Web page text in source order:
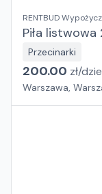
RENTBUD
Elektronarzędzi
Piła
Przecinarki
200.00 zł/
Warszawa,